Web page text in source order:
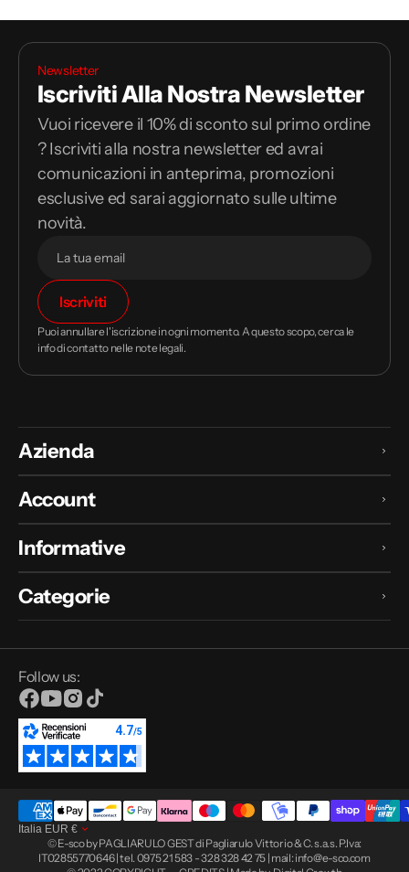
Newsletter
Iscriviti Alla Nostra Newsletter
Vuoi ricevere il 10% di sconto sul primo ordine
? Iscriviti alla nostra newsletter ed avrai
comunicazioni in anteprima, promozioni
esclusive ed sarai aggiornato sulle ultime
novità.
Il
tuo
indirizzo
email
Iscriviti
Puoi annullare l'iscrizione in ogni momento. A questo scopo, cerca le
info di contatto nelle note legali.
Azienda
Account
Informative
Categorie
Follow us:
Facebook
YouTube
Instagram
TikTok
Italia EUR €
© E-sco by PAGLIARULO GEST di Pagliarulo Vittorio & C. s.a.s. P.Iva:
IT02855770646 | tel. 0975 21 583 - 328 328 42 75 | mail: info@e-sco.com